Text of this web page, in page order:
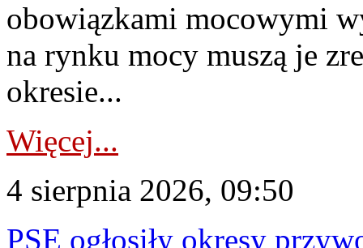
obowiązkami mocowymi
na rynku mocy muszą je
okresie...
Więcej...
4 sierpnia 2026, 09:50
PSE ogłosiły okresy